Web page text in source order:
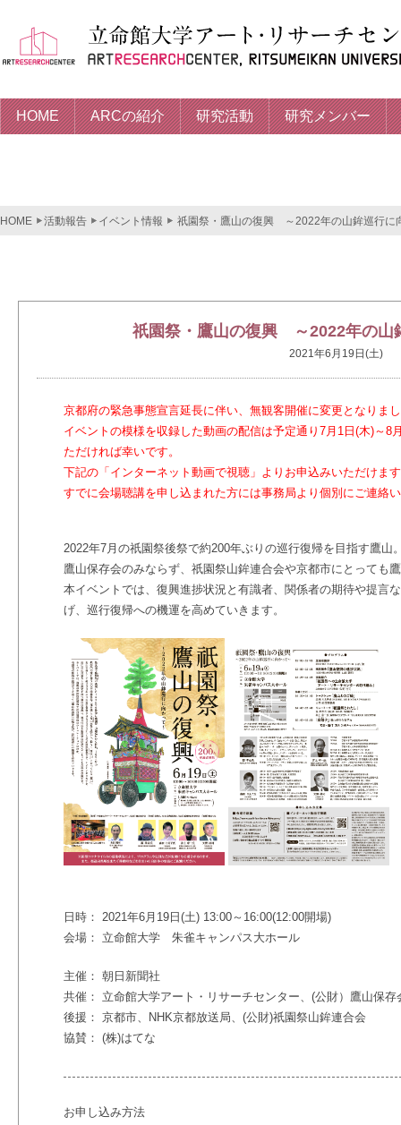
HOME ARCの紹介 研究活動 研究メンバー
HOME 活動報告 イベント情報 祇園祭・鷹山の復興 ～2022年の山鉾巡行に
祇園祭・鷹山の復興 ～2022年の山
2021年6月19日(土)
京都府の緊急事態宣言延長に伴い、無観客開催に変更となりま
イベントの模様を収録した動画の配信は予定通り7月1日(木)～8
ただければ幸いです。
下記の「インターネット動画で視聴」よりお申込みいただけま
すでに会場聴講を申し込まれた方には事務局より個別にご連絡
2022年7月の祇園祭後祭で約200年ぶりの巡行復帰を目指す鷹山
鷹山保存会のみならず、祇園祭山鉾連合会や京都市にとっても
本イベントでは、復興進捗状況と有識者、関係者の期待や提言
げ、巡行復帰への機運を高めていきます。
日時： 2021年6月19日(土) 13:00～16:00(12:00開場)
会場： 立命館大学 朱雀キャンパス大ホール
主催： 朝日新聞社
共催： 立命館大学アート・リサーチセンター、(公財）鷹山保存
後援： 京都市、NHK京都放送局、(公財)祇園祭山鉾連合会
協賛： (株)はてな
お申し込み方法